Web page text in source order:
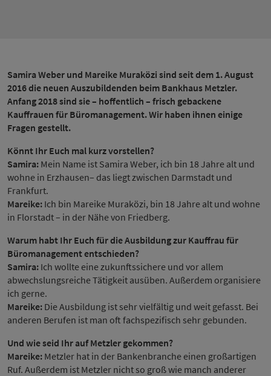
Samira Weber und Mareike Muraközi sind seit dem 1. August
2016 die neuen Auszubildenden beim Bankhaus Metzler.
Anfang 2018 sind sie – hoffentlich – frisch gebackene
Kauffrauen für Büromanagement. Wir haben ihnen einige
Fragen gestellt.
Könnt Ihr Euch mal kurz vorstellen?
Samira: Mein Name ist Samira Weber, ich bin 18 Jahre alt und
wohne in Erzhausen– das liegt zwischen Darmstadt und
Frankfurt.
Mareike: Ich bin Mareike Muraközi, bin 18 Jahre alt und wohne
in Florstadt – in der Nähe von Friedberg.
Warum habt Ihr Euch für die Ausbildung zur Kauffrau für
Büromanagement entschieden?
Samira: Ich wollte eine zukunftssichere und vor allem
abwechslungsreiche Tätigkeit ausüben. Außerdem organisiere
ich gerne.
Mareike: Die Ausbildung ist sehr vielfältig und weit gefasst. Bei
anderen Berufen ist man oft fachspezifisch sehr gebunden.
Und wie seid Ihr auf Metzler gekommen?
Mareike: Metzler hat in der Bankenbranche einen großartigen
Ruf. Außerdem ist Metzler nicht so groß wie manch anderer